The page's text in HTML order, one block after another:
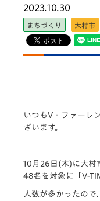
2023.10.30
まちづくり 大村市
いつもV・ ファーレ
ざいます。
10月26日(木)に大村
48名を対象に「V-
人数が多かったの